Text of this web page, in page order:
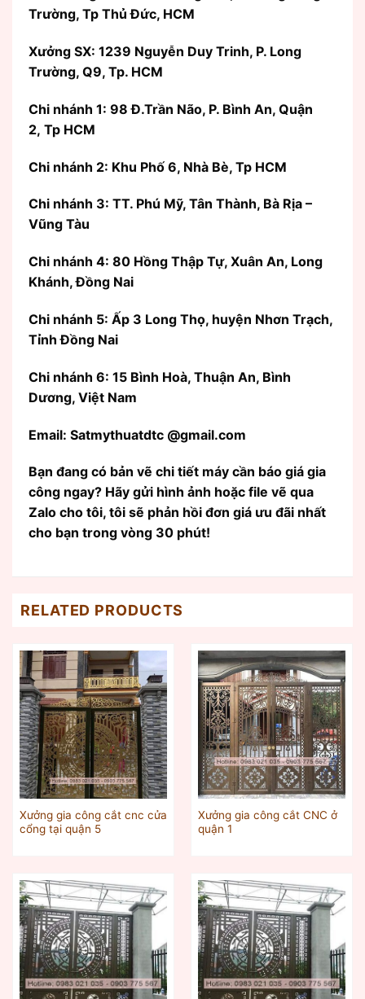
Trường, Tp Thủ Đức, HCM
Xưởng SX: 1239 Nguyễn Duy Trinh, P. Long
Trường, Q9, Tp. HCM
Chi nhánh 1: 98 Đ.Trần Não, P. Bình An, Quận
2, Tp HCM
Chi nhánh 2: Khu Phố 6, Nhà Bè, Tp HCM
Chi nhánh 3: TT. Phú Mỹ, Tân Thành, Bà Rịa –
Vũng Tàu
Chi nhánh 4: 80 Hồng Thập Tự, Xuân An, Long
Khánh, Đồng Nai
Chi nhánh 5: Ấp 3 Long Thọ, huyện Nhơn Trạch,
Tỉnh Đồng Nai
Chi nhánh 6: 15 Bình Hoà, Thuận An, Bình
Dương, Việt Nam
Email: Satmythuatdtc @gmail.com
Bạn đang có bản vẽ chi tiết máy cần báo giá gia
công ngay? Hãy gửi hình ảnh hoặc file vẽ qua
Zalo cho tôi, tôi sẽ phản hồi đơn giá ưu đãi nhất
cho bạn trong vòng 30 phút!
RELATED PRODUCTS
Xưởng gia công cắt cnc cửa
cổng tại quận 5
Xưởng gia công cắt CNC ở
quận 1